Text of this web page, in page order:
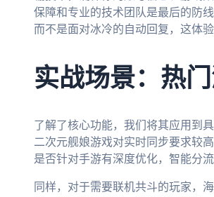
保障和专业的技术团队是最后的防
而不是面对冰冷的自动回复，这体验
实战场景：热
了解了核心功能，我们将其应用到
二次元舰娘游戏对实时同步要求较
是否针对手游有深度优化，智能分
同样，对于需要联机共斗的玩家，